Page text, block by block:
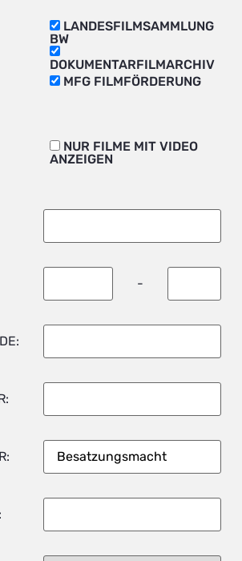
LANDESFILMSAMMLUNG
BW
DOKUMENTARFILMARCHIV
MFG FILMFÖRDERUNG
NUR FILME MIT VIDEO
ANZEIGEN
-